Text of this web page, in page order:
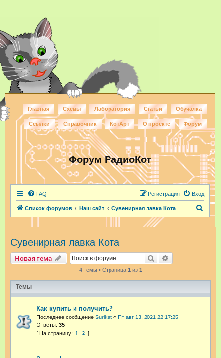
Главная Схемы Лаборатория Статьи Обучалка
Ссылки Справочник КотАрт О проекте Форум
Форум РадиоКот
FAQ Вход
Регистрация
Список форумов Наш сайт Сувенирная лавка Кота
Сувенирная лавка Кота
Новая тема Поиск
4 темы • Страница 1 из 1
Темы
Как купить и получить?
Последнее сообщение Surikat « Пт авг 13, 2021 22:17:25
Ответы: 35
1 2